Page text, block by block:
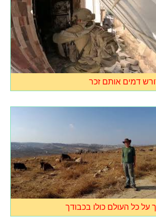
דמים אותם זכר
על כל העולם כולו בכבודך